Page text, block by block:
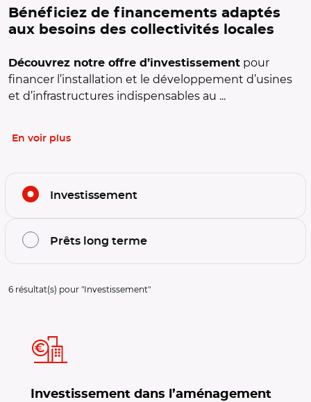
Bénéficiez de financements adaptés
aux besoins des collectivités locales
Découvrez notre offre d’investissement pour
financer l’installation et le développement d’usines
et d’infrastructures indispensables au ...
En voir plus
Investissement
Prêts long terme
Filtrage de l'offre sur la thématique :
6 résultat(s) pour "Investissement"
Investissement dans l’aménagement